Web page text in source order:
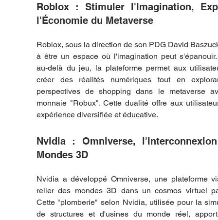
Roblox : Stimuler l'Imagination,
l'Économie du Metaverse
Roblox, sous la direction de son PDG David
à être un espace où l'imagination peut
au-delà du jeu, la plateforme permet aux
créer des réalités numériques tout en
perspectives de shopping dans le metaverse
monnaie "Robux". Cette dualité offre aux
expérience diversifiée et éducative.
Nvidia : Omniverse,
Mondes 3D
Nvidia a développé Omniverse, une plateforme
relier des mondes 3D dans un cosmos virtuel
Cette "plomberie" selon Nvidia, utilisée pour la
de structures et d'usines du monde réel,